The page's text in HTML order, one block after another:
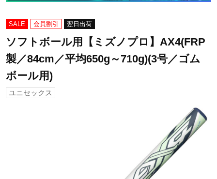
ランニング
サッカー／フットサル
トレーニング
SALE 会員割引 翌日出荷
ソフトボール用【ミズノプロ】AX4(FRP
製／84cm／平均650g～710g)(3号／ゴム
ボール用)
ユニセックス